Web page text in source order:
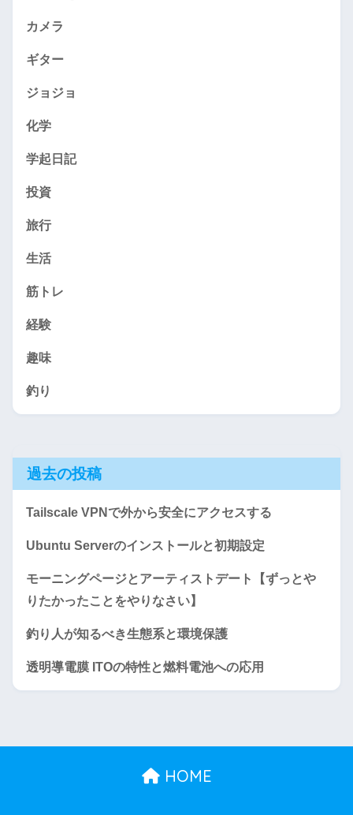
カメラ
ギター
ジョジョ
化学
学起日記
投資
旅行
生活
筋トレ
経験
趣味
釣り
過去の投稿
Tailscale VPNで外から安全にアクセスする
Ubuntu Serverのインストールと初期設定
モーニングページとアーティストデート【ずっとや
りたかったことをやりなさい】
釣り人が知るべき生態系と環境保護
透明導電膜 ITOの特性と燃料電池への応用
HOME